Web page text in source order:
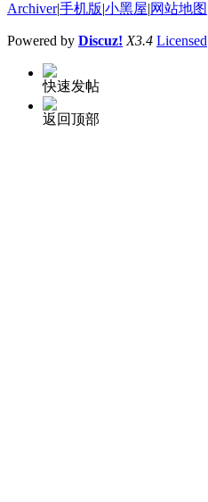
Archiver|手机版 小黑屋 网站地图
Powered by Discuz! X3.4 Licensed
快速发帖
返回顶部